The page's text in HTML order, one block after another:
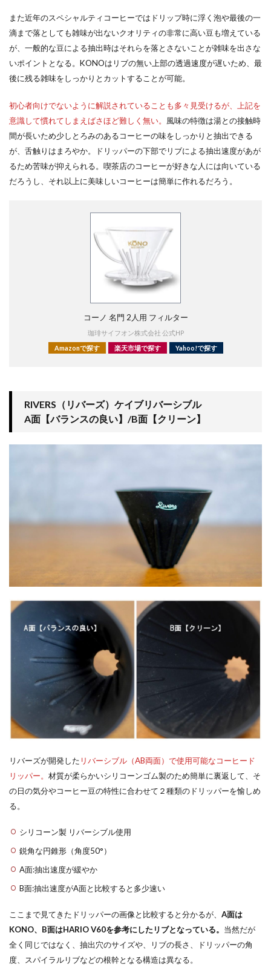
また近年のスペシャルティコーヒーではドリップ時に浮く泡や最後の一
滴まで落としても雑味が出ないクオリティの非常に高い豆も増えている
が、一般的な豆による抽出時はそれらを落とさないことが雑味を出さな
いポイントとなる。KONOはリブの無い上部の透過速度が遅いため、最
後に残る雑味をしっかりとカットすることが可能。
初心者向けでないように解説されていることも多々見受けるが、上記を
意識して慣れてしまえばさほど難しく無い。 風味の特徴は湯との接触時
間が長いため少しとろみのあるコーヒーの味をしっかりと抽出できる
が、舌触りはまろやか。
ドリッパーの下部でリブによる抽出速度があが
るため苦味が抑えられる。喫茶店のコーヒーが好きな人には向いている
だろうし、それ以上に美味しいコーヒーは簡単に作れるだろう。
コーノ 名門 2人用 フィルター
珈琲サイフオン株式会社 公式HP
Amazonで探す
楽天市場で探す Yahoo!で探す
RIVERS（リバーズ）ケイブリバーシブル
A面【バランスの良い】/B面【クリーン】
リバーズが開発した リバーシブル（AB両面）で使用可能なコーヒード
リッパー。 材質が柔らかいシリコーンゴム製のため簡単に裏返して、そ
の日の気分やコーヒー豆の特性に合わせて２種類のドリッパーを愉しめ
る。
シリコーン製 リバーシブル使用
鋭角な円錐形（角度50°）
A面:抽出速度が緩やか
B面:抽出速度がA面と比較すると多少速い
ここまで見てきたドリッパーの画像と比較すると分かるが、 A面は
KONO、B面はHARIO V60を参考にしたリブとなっている。 当然だが
全く同じではなく、抽出穴のサイズや、リブの長さ、ドリッパーの角
度、スパイラルリブなどの根幹となる構造は異なる。